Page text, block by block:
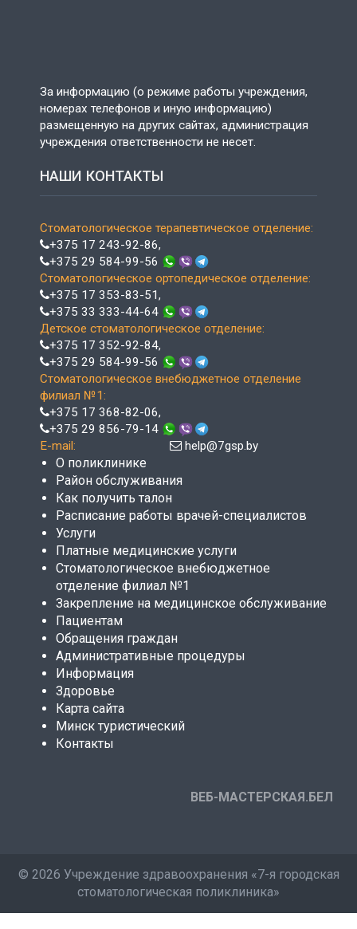
За информацию (о режиме работы учреждения,
номерах телефонов и иную информацию)
размещенную на других сайтах, администрация
учреждения ответственности не несет.
НАШИ КОНТАКТЫ
Стоматологическое терапевтическое отделение:
+375 17 243-92-86,
+375 29 584-99-56
Стоматологическое ортопедическое отделение:
+375 17 353-83-51,
+375 33 333-44-64
Детское стоматологическое отделение:
+375 17 352-92-84,
+375 29 584-99-56
Стоматологическое внебюджетное отделение
филиал №1:
+375 17 368-82-06,
+375 29 856-79-14
E-mail:
help@7gsp.by
О поликлинике
Район обслуживания
Как получить талон
Расписание работы врачей-специалистов
Услуги
Платные медицинские услуги
Стоматологическое внебюджетное
отделение филиал №1
Закрепление на медицинское обслуживание
Пациентам
Обращения граждан
Административные процедуры
Информация
Здоровье
Карта сайта
Минск туристический
Контакты
ВЕБ-МАСТЕРСКАЯ.БЕЛ
© 2026 Учреждение здравоохранения «7-я городская
стоматологическая поликлиника»